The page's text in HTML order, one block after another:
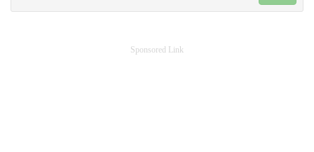
Sponsored Link